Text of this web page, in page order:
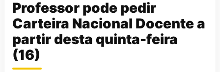
Professor pode pedir
Carteira Nacional Docente a
partir desta quinta-feira
(16)